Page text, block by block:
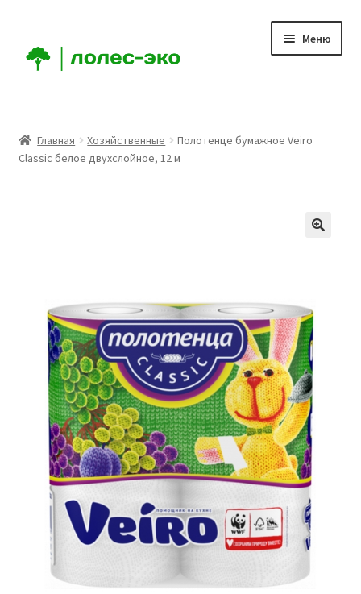
навигации
содержимому
Меню
О Компании
Доставка
Главная Хозяйственные
Полотенце бумажное Veiro
Classic белое двухслойное, 12 м